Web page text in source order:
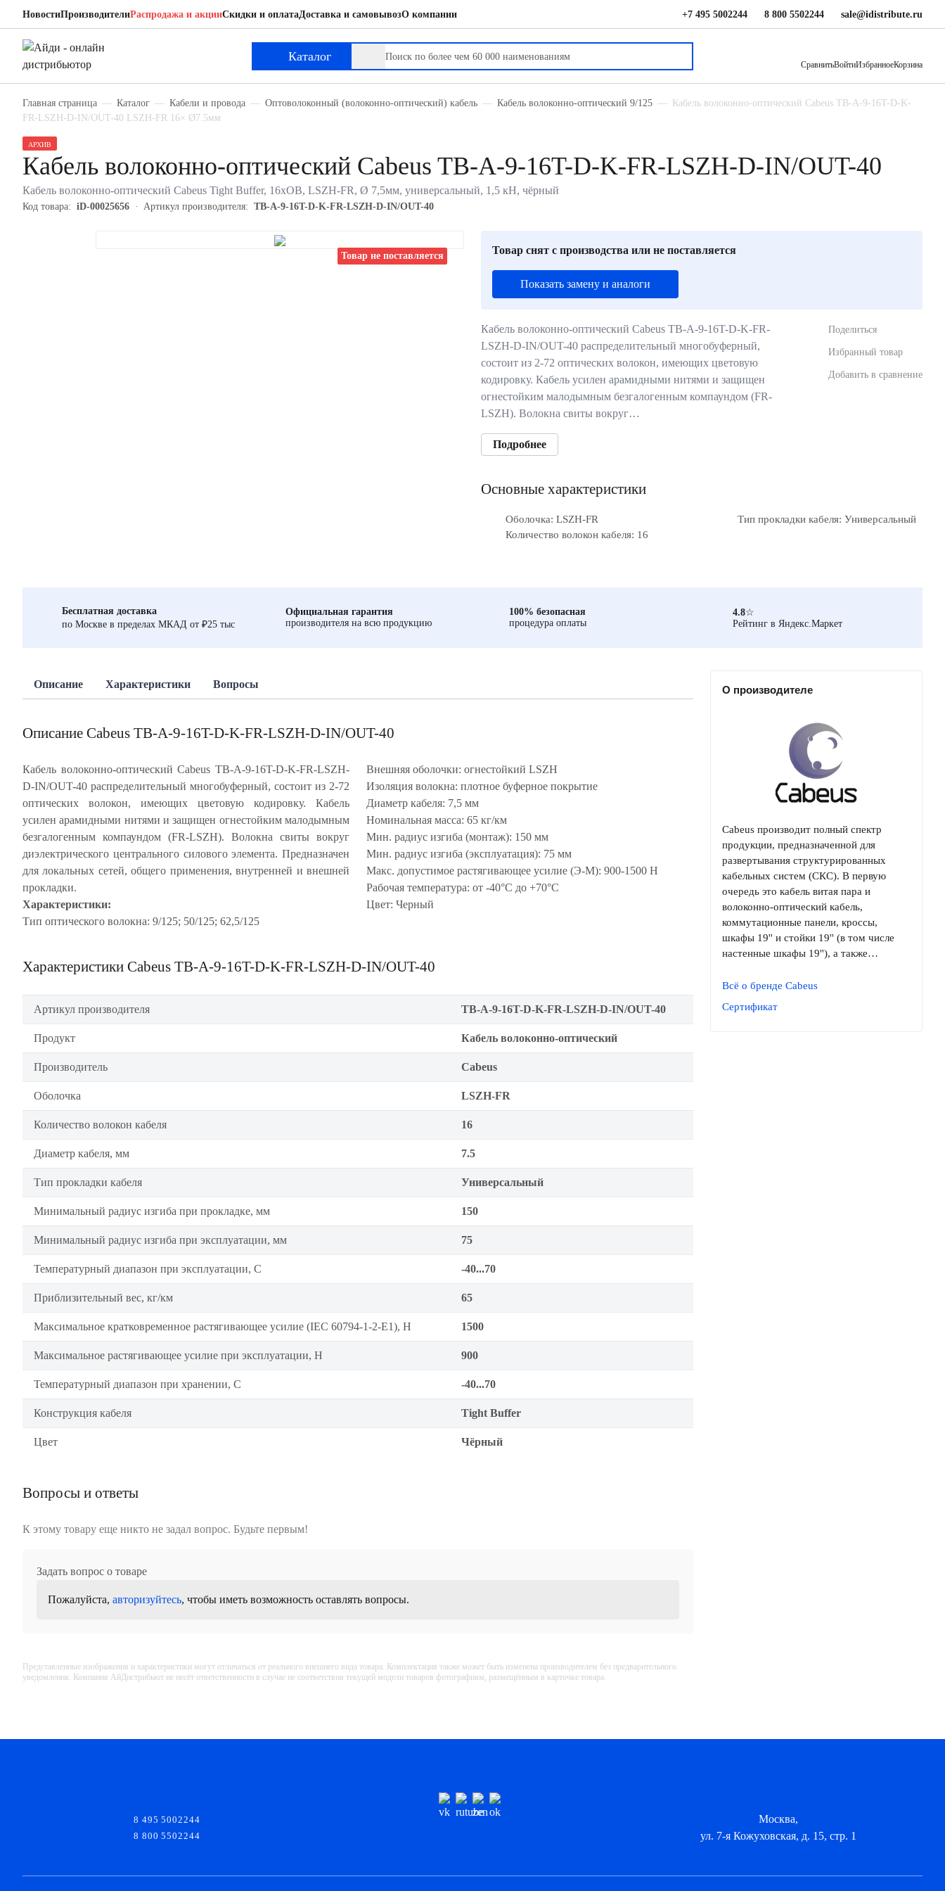
НовостиПроизводителиРаспродажа и акцииСкидки и оплатаДоставка и самовывозО компании +7 495 5002244 8 800 5502244 sale@idistribute.ru
Каталог
СравнитьВойтиИзбранноеКорзина
Главная страница Каталог Кабели и провода Оптоволоконный (волоконно-оптический) кабель Кабель волоконно-оптический 9/125
Кабель волоконно-оптический Cabeus TB-A-9-16T-D-K-
FR-LSZH-D-IN/OUT-40 LSZH-FR 16× Ø7.5мм
Товар не поставляется
АРХИВ
Кабель волоконно-оптический Cabeus TB-A-9-16T-D-K-FR-LSZH-D-IN/OUT-40
Кабель волоконно-оптический Cabeus Tight Buffer, 16хОВ, LSZH-FR, Ø 7,5мм, универсальный, 1,5 кН, чёрный
Код товара: iD-00025656 Артикул производителя: TB-A-9-16T-D-K-FR-LSZH-D-IN/OUT-40
Товар снят с производства или не поставляется
Показать замену и аналоги
Кабель волоконно-оптический Cabeus TB-A-9-16T-D-K-FR-
LSZH-D-IN/OUT-40 распределительный многобуферный,
состоит из 2-72 оптических волокон, имеющих цветовую
кодировку. Кабель усилен арамидными нитями и защищен
огнестойким малодымным безгалогенным компаундом (FR-
LSZH). Волокна свиты вокруг…
Подробнее
Поделиться
Избранный товар
Добавить в сравнение
Основные характеристики
Оболочка: LSZH-FR
Тип прокладки кабеля: Универсальный
Количество волокон кабеля: 16
Бесплатная доставка
по Москве в пределах МКАД от ₽25 тыс
Официальная гарантия
производителя на всю продукцию
100% безопасная
процедура оплаты
4.8☆
Рейтинг в Яндекс.Маркет
Описание Характеристики Вопросы
Описание Cabeus TB-A-9-16T-D-K-FR-LSZH-D-IN/OUT-40
Кабель волоконно-оптический Cabeus TB-A-9-16T-D-K-FR-LSZH-
D-IN/OUT-40 распределительный многобуферный, состоит из 2-72
оптических волокон, имеющих цветовую кодировку. Кабель
усилен арамидными нитями и защищен огнестойким малодымным
безгалогенным компаундом (FR-LSZH). Волокна свиты вокруг
диэлектрического центрального силового элемента. Предназначен
для локальных сетей, общего применения, внутренней и внешней
прокладки.
Характеристики:
Тип оптического волокна: 9/125; 50/125; 62,5/125
Внешняя оболочки: огнестойкий LSZH
Изоляция волокна: плотное буферное покрытие
Диаметр кабеля: 7,5 мм
Номинальная масса: 65 кг/км
Мин. радиус изгиба (монтаж): 150 мм
Мин. радиус изгиба (эксплуатация): 75 мм
Макс. допустимое растягивающее усилие (Э-М): 900-1500 Н
Рабочая температура: от -40°C до +70°C
Цвет: Черный
Характеристики Cabeus TB-A-9-16T-D-K-FR-LSZH-D-IN/OUT-40
Артикул производителя TB-A-9-16T-D-K-FR-LSZH-D-IN/OUT-40
Продукт Кабель волоконно-оптический
Производитель Cabeus
Оболочка LSZH-FR
Количество волокон кабеля 16
Диаметр кабеля, мм 7.5
Тип прокладки кабеля Универсальный
Минимальный радиус изгиба при прокладке, мм 150
Минимальный радиус изгиба при эксплуатации, мм 75
Температурный диапазон при эксплуатации, C -40...70
Приблизительный вес, кг/км 65
Максимальное кратковременное растягивающее усилие (IEC 60794-1-2-E1), Н 1500
Максимальное растягивающее усилие при эксплуатации, Н 900
Температурный диапазон при хранении, C -40...70
Конструкция кабеля Tight Buffer
Цвет Чёрный
Вопросы и ответы
К этому товару еще никто не задал вопрос. Будьте первым!
Задать вопрос о товаре
Пожалуйста, авторизуйтесь, чтобы иметь возможность оставлять вопросы.
Представленные изображения и характеристики могут отличаться от реального внешнего вида товара. Комплектация также может быть изменена производителем без предварительного
уведомления. Компания АйДистрибьют не несёт ответственности в случае не соответствия текущей модели товаров фотографиям, размещённым в карточке товара.
О производителе
Cabeus производит полный спектр
продукции, предназначенной для
развертывания структурированных
кабельных систем (СКС). В первую
очередь это кабель витая пара и
волоконно-оптический кабель,
коммутационные панели, кроссы,
шкафы 19'' и стойки 19'' (в том числе
настенные шкафы 19''), а также…
Всё о бренде Cabeus
Сертификат
Cabeus TB-A-9-16T-D-K-FR-LSZH-D-IN/OUT-40
Кабель волоконно-оптический
8 495 5002244
8 800 5502244
Москва,
ул. 7-я Кожуховская, д. 15, стр. 1